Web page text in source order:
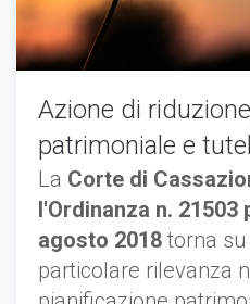
Azione di
patrimoniale e
La Corte di
l'Ordinanza n. 21503
agosto 2018 torna
particolare rilevanza